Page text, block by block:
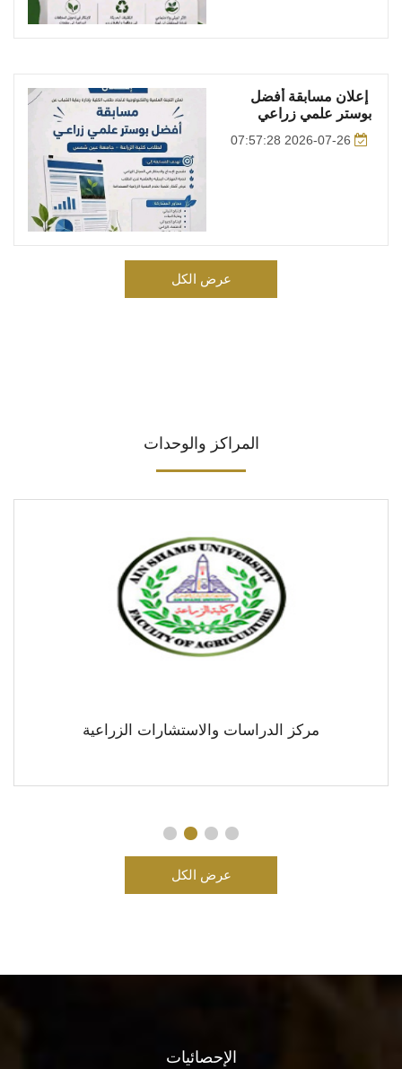
إعلان مسابقة أفضل
بوستر علمي زراعي
2026-07-26 07:57:28
عرض الكل
المراكز والوحدات
مركز الدراسات والاستشارات الزراعية
عرض الكل
الإحصائيات